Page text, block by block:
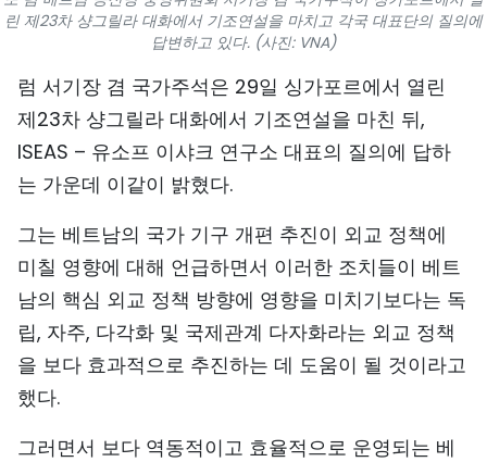
TIẾNG VIỆT
ENGLISH
中文
FRANÇAIS
РУССКИЙ
ESPAÑOL
린 제23차 샹그릴라 대화에서 기조연설을 마치고 각국 대표단의 질의에
답변하고 있다. (사진: VNA)
럼 서기장 겸 국가주석은 29일 싱가포르에서 열린
제23차 샹그릴라 대화에서 기조연설을 마친 뒤,
ISEAS – 유소프 이샤크 연구소 대표의 질의에 답하
는 가운데 이같이 밝혔다.
그는 베트남의 국가 기구 개편 추진이 외교 정책에
미칠 영향에 대해 언급하면서 이러한 조치들이 베트
남의 핵심 외교 정책 방향에 영향을 미치기보다는 독
립, 자주, 다각화 및 국제관계 다자화라는 외교 정책
을 보다 효과적으로 추진하는 데 도움이 될 것이라고
했다.
그러면서 보다 역동적이고 효율적으로 운영되는 베